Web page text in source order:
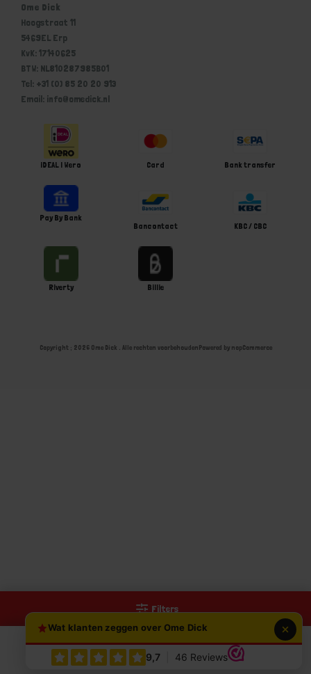
0
Filters
Ome Dick
Hoogstraat 11
5469EL Erp
KvK: 17140625
BTW: NL810287985B01
Tel: +31 (0) 85 20 20 913
Email: info@omedick.nl
iDEAL | Wero Card Bank transfer
Pay By Bank
Bancontact
KBC / CBC
Riverty Billie
Copyright ; 2026 Ome Dick . Alle rechten voorbehoudenPowered by nopCommerce
Wat klanten zeggen over Ome Dick